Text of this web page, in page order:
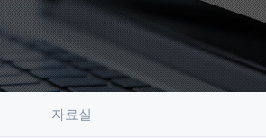
자료실